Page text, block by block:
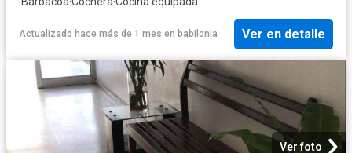
Actualizado hace más de 1 mes en babilonia Ver en detalle
Ver foto